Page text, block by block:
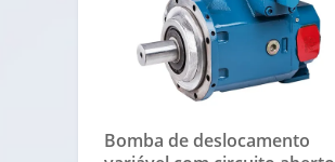
Bomba de deslocamento